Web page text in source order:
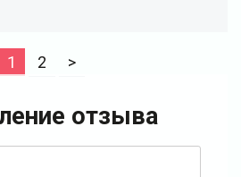
1 2 >
отзыва